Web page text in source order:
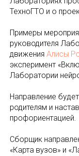
ТехноГТО и о
Примеры
руководителя
движения Алисы
эксперимент
Лаборатории
Направление
родителям и
профориентацией.
Сборщик
«Карта вузов» и